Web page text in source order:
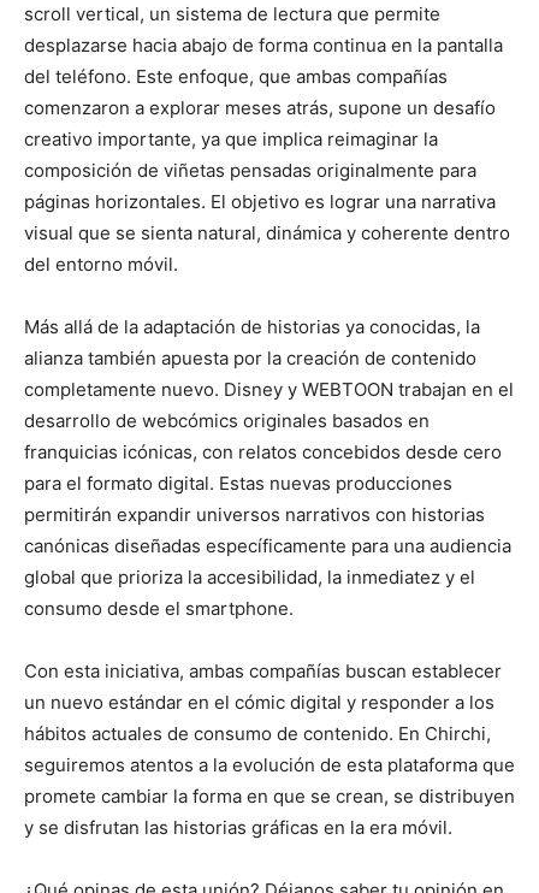
scroll vertical, un sistema de lectura que permite
desplazarse hacia abajo de forma continua en la pantalla
del teléfono. Este enfoque, que ambas compañías
comenzaron a explorar meses atrás, supone un desafío
creativo importante, ya que implica reimaginar la
composición de viñetas pensadas originalmente para
páginas horizontales. El objetivo es lograr una narrativa
visual que se sienta natural, dinámica y coherente dentro
del entorno móvil.
Más allá de la adaptación de historias ya conocidas, la
alianza también apuesta por la creación de contenido
completamente nuevo. Disney y WEBTOON trabajan en el
desarrollo de webcómics originales basados en
franquicias icónicas, con relatos concebidos desde cero
para el formato digital. Estas nuevas producciones
permitirán expandir universos narrativos con historias
canónicas diseñadas específicamente para una audiencia
global que prioriza la accesibilidad, la inmediatez y el
consumo desde el smartphone.
Con esta iniciativa, ambas compañías buscan establecer
un nuevo estándar en el cómic digital y responder a los
hábitos actuales de consumo de contenido. En Chirchi,
seguiremos atentos a la evolución de esta plataforma que
promete cambiar la forma en que se crean, se distribuyen
y se disfrutan las historias gráficas en la era móvil.